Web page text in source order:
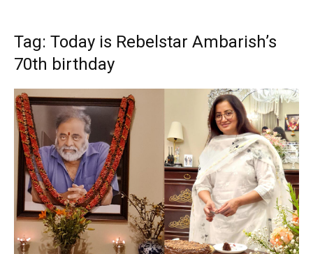
Tag: Today is Rebelstar Ambarish’s
70th birthday